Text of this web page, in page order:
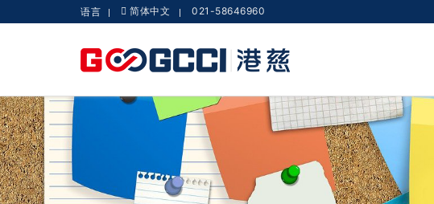
语言 简体中文 021-58646960